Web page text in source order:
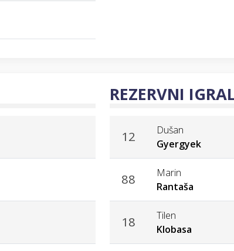
REZERVNI
12
Dušan
Gyergyek
88
Marin
Rantaša
18
Tilen
Klobasa